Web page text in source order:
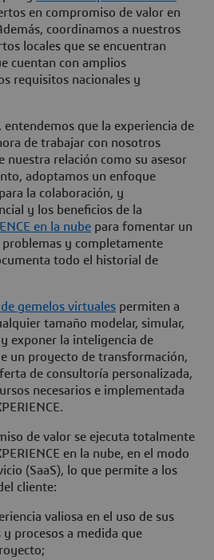
en compromiso de valor en
coordinamos a nuestros
locales que se encuentran
cuentan con amplios
requisitos nacionales y
entendemos que la experiencia de
de trabajar con nosotros
nuestra relación como su asesor
adoptamos un enfoque
la colaboración, y
y los beneficios de la
en la nube para fomentar un
y completamente
todo el historial de
gemelos virtuales permiten a
tamaño modelar, simular,
exponer la inteligencia de
un proyecto de transformación,
de consultoría personalizada,
necesarios e implementada
de valor se ejecuta totalmente
en la nube, en el modo
(SaaS), lo que permite a los
cliente:
valiosa en el uso de sus
procesos a medida que